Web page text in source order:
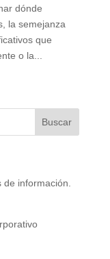
dónde
la semejanza
que
o la...
de información.